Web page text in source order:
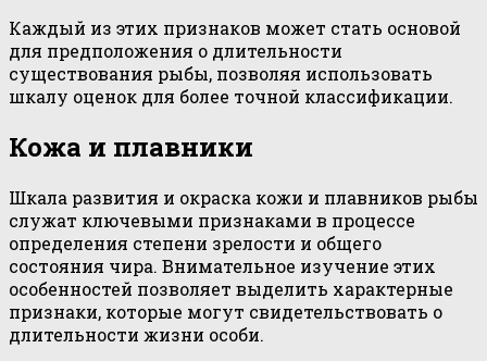
Каждый из этих признаков может стать основой
для предположения о длительности
существования рыбы, позволяя использовать
шкалу оценок для более точной классификации.
Кожа и плавники
Шкала развития и окраска кожи и плавников рыбы
служат ключевыми признаками в процессе
определения степени зрелости и общего
состояния чира. Внимательное изучение этих
особенностей позволяет выделить характерные
признаки, которые могут свидетельствовать о
длительности жизни особи.